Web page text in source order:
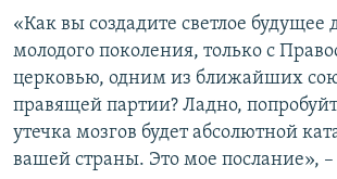
«Как вы создадите светлое будущее
молодого поколения, только с
церковью, одним из ближайших
правящей партии? Ладно,
утечка мозгов будет абсолютной
вашей страны. Это мое послание»,